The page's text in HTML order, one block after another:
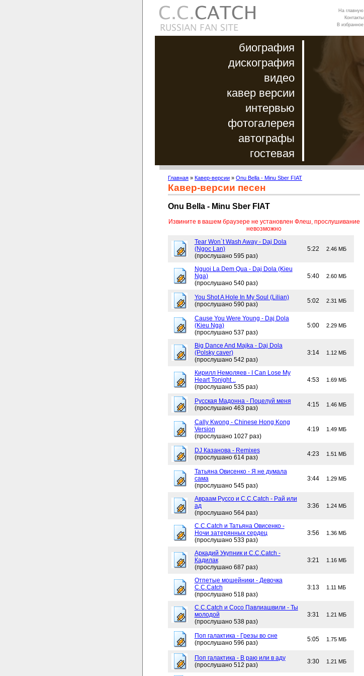
биография
дискография
видео
кавер версии
интервью
фотогалерея
автографы
гостевая
На главную
Контакты
В избранное
Главная » Кавер-версии » Onu Bella - Minu Sber FIAT
Кавер-версии песен
Onu Bella - Minu Sber FIAT
Извините в вашем браузере не установлен Флеш, прослушивание
невозможно
Tear Won`t Wash Away - Daj Dola
(Ngoc Lan)
(прослушано 595 раз)
5:22 2.46 МБ
Nguoi La Dem Qua - Daj Dola (Kieu
Nga)
(прослушано 540 раз)
5:40 2.60 МБ
You Shot A Hole In My Soul (Lilian)
(прослушано 590 раз)
5:02 2.31 МБ
Cause You Were Young - Daj Dola
(Kieu Nga)
(прослушано 537 раз)
5:00 2.29 МБ
Big Dance And Majka - Daj Dola
(Polsky caver)
(прослушано 542 раз)
3:14 1.12 МБ
Кирилл Немоляев - I Can Lose My
Heart Tonight ..
(прослушано 535 раз)
4:53 1.69 МБ
Русская Мадонна - Поцелуй меня
(прослушано 463 раз)
4:15 1.46 МБ
Cally Kwong - Chinese Hong Kong
Version
(прослушано 1027 раз)
4:19 1.49 МБ
DJ Казанова - Remixes
(прослушано 614 раз)
4:23 1.51 МБ
Татьяна Овисенко - Я не думала
сама
(прослушано 545 раз)
3:44 1.29 МБ
Авраам Руссо и C.C.Catch - Рай или
ад
(прослушано 564 раз)
3:36 1.24 МБ
C.C.Catch и Татьяна Овисенко -
Ночи затерянных сердец
(прослушано 533 раз)
3:56 1.36 МБ
Аркадий Укупник и C.C.Catch -
Кадилак
(прослушано 687 раз)
3:21 1.16 МБ
Отпетые мошейники - Девочка
C.C.Catch
(прослушано 518 раз)
3:13 1.11 МБ
C.C.Catch и Сосо Павлиашвили - Ты
молодой
(прослушано 538 раз)
3:31 1.21 МБ
Поп галактика - Грезы во сне
(прослушано 596 раз)
5:05 1.75 МБ
Поп галактика - В раю или в аду
(прослушано 512 раз)
3:30 1.21 МБ